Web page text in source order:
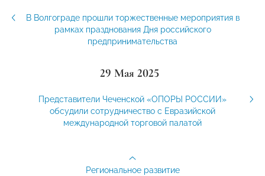
В Волгограде прошли торжественные мероприятия в
рамках празднования Дня российского
предпринимательства
29 Мая 2025
Представители Чеченской «ОПОРЫ РОССИИ»
обсудили сотрудничество с Евразийской
международной торговой палатой
Региональное развитие